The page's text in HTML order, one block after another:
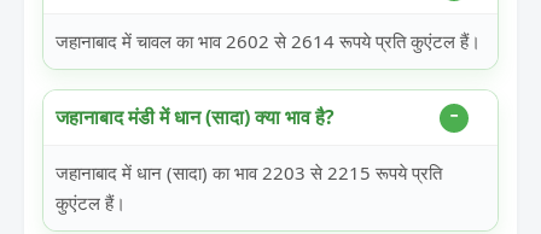
जहानाबाद में चावल का भाव 2602 से 2614 रूपये प्रति कुएंटल हैं।
जहानाबाद मंडी में धान (सादा) क्या भाव है?
जहानाबाद में धान (सादा) का भाव 2203 से 2215 रूपये प्रति
कुएंटल हैं।